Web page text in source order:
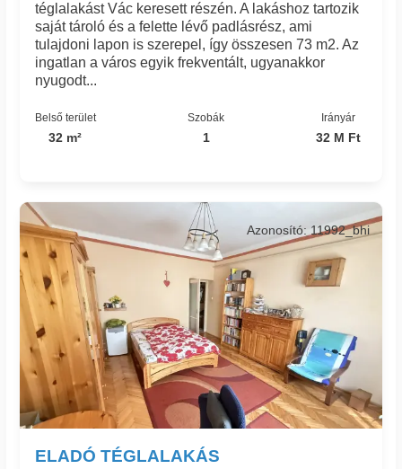
téglalakást Vác keresett részén. A lakáshoz tartozik
saját tároló és a felette lévő padlásrész, ami
tulajdoni lapon is szerepel, így összesen 73 m2. Az
ingatlan a város egyik frekventált, ugyanakkor
nyugodt...
Belső terület
32 m²
Szobák
1
Irányár
32 M Ft
ELADÓ TÉGLALAKÁS
Azonosító: 11992_bhi